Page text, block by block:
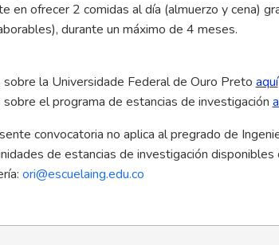
en ofrecer 2 comidas al día (almuerzo y cena)
durante un máximo de 4 meses.
sobre la Universidade Federal de Ouro Pretoaquí
sobre el programa de estancias de investigación
convocatoria no aplica al pregrado de
de estancias de investigación
ori@escuelaing.edu.co